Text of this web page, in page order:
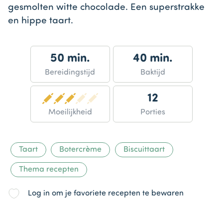
gesmolten witte chocolade. Een superstrakke
en hippe taart.
50 min.
Bereidingstijd
40 min.
Baktijd
Moeilijkheid
12
Porties
Taart Botercrème Biscuittaart
Thema recepten
Log in om je favoriete recepten te bewaren